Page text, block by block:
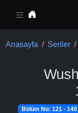
Anasayfa Seriler
Bölüm No: 121 - 140